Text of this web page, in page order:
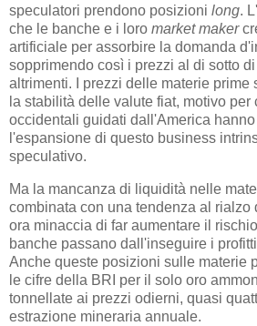
speculatori prendono posizioni long.
che le banche e i loro market maker
artificiale per assorbire la domanda
sopprimendo così i prezzi al di sotto
altrimenti. I prezzi delle materie prime
la stabilità delle valute fiat, motivo per
occidentali guidati dall'America
l'espansione di questo business
speculativo.
Ma la mancanza di liquidità nelle
combinata con una tendenza al rialzo
ora minaccia di far aumentare il
banche passano dall'inseguire i
Anche queste posizioni sulle materie
le cifre della BRI per il solo oro
tonnellate ai prezzi odierni, quasi
estrazione mineraria annuale.